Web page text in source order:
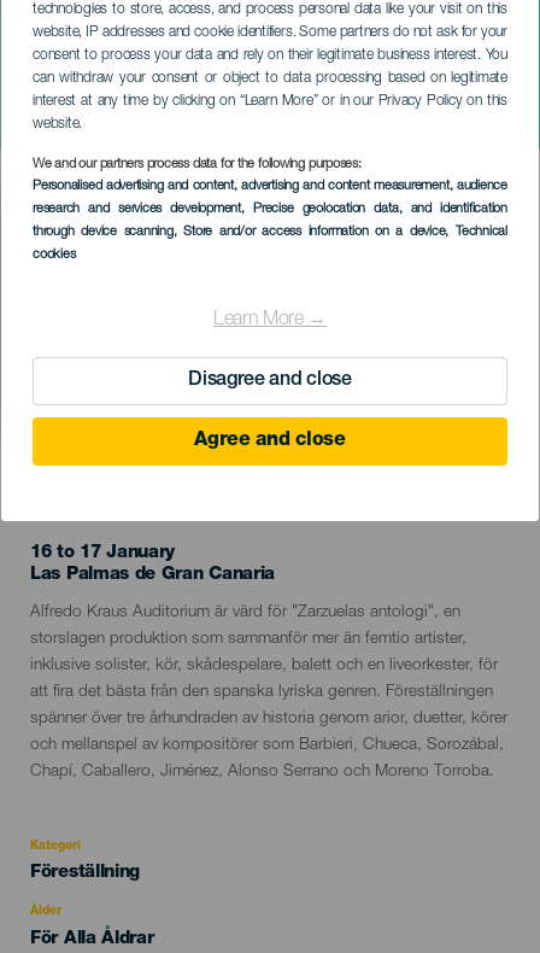
technologies to store, access, and process personal data like your visit on this
website, IP addresses and cookie identifiers. Some partners do not ask for your
consent to process your data and rely on their legitimate business interest. You
can withdraw your consent or object to data processing based on legitimate
interest at any time by clicking on “Learn More” or in our Privacy Policy on this
website.
We and our partners process data for the following purposes:
Personalised advertising and content, advertising and content measurement, audience
research and services development, Precise geolocation data, and identification
through device scanning, Store and/or access information on a device, Technical
cookies
Learn More →
Disagree and close
Agree and close
Zarzuelas antologi
GRAN CANARIA
Imagen
Listado
16 to 17 January
Localidad
Las Palmas de Gran Canaria
Descripción
del
evento
Alfredo Kraus Auditorium är värd för "Zarzuelas antologi", en
storslagen produktion som sammanför mer än femtio artister,
inklusive solister, kör, skådespelare, balett och en liveorkester, för
att fira det bästa från den spanska lyriska genren. Föreställningen
spänner över tre århundraden av historia genom arior, duetter, körer
och mellanspel av kompositörer som Barbieri, Chueca, Sorozábal,
Chapí, Caballero, Jiménez, Alonso Serrano och Moreno Torroba.
Kategori
Categoría
evento
Föreställning
Ålder
Edad
För Alla Åldrar